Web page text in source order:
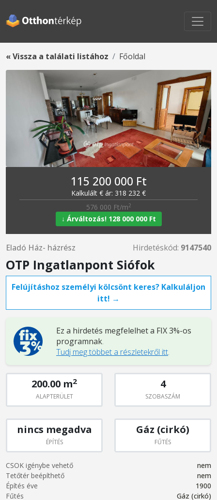
« Vissza a találati listához Főoldal
115 200 000 Ft
Kalkulált € ár: 318 232 €
576 000 Ft/m2
↓ Árváltozás! 128 000 000 Ft
Eladó Ház- házrész Hirdetéskód: 9147540
OTP Ingatlanpont Siófok
Felújításhoz személyi kölcsönt keres? Kalkuláljon
itt! →
Ez a hirdetés megfelelhet a FIX 3%-os
programnak.
Tudj meg többet a részletekről itt.
200.00 m2
ALAPTERÜLET
4
SZOBASZÁM
nincs megadva
ÉPÍTÉS
Gáz (cirkó)
FŰTÉS
CSOK igénybe vehető
nem
Tetőtér beépíthető
nem
Építés éve
1900
Fűtés
Gáz (cirkó)